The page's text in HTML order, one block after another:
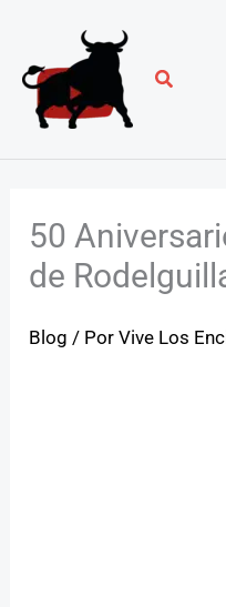
contenido
50
de
Blog / PorVive Los